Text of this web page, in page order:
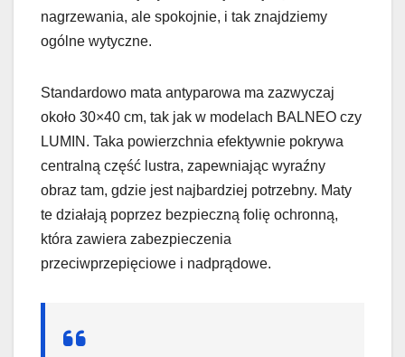
nagrzewania, ale spokojnie, i tak znajdziemy
ogólne wytyczne.
Standardowo mata antyparowa ma zazwyczaj
około 30×40 cm, tak jak w modelach BALNEO czy
LUMIN. Taka powierzchnia efektywnie pokrywa
centralną część lustra, zapewniając wyraźny
obraz tam, gdzie jest najbardziej potrzebny. Maty
te działają poprzez bezpieczną folię ochronną,
która zawiera zabezpieczenia
przeciwprzepięciowe i nadprądowe.